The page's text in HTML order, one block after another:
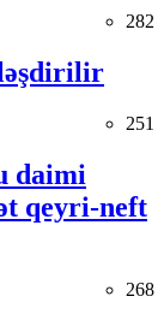
282
251
daimi
qeyri-neft
268